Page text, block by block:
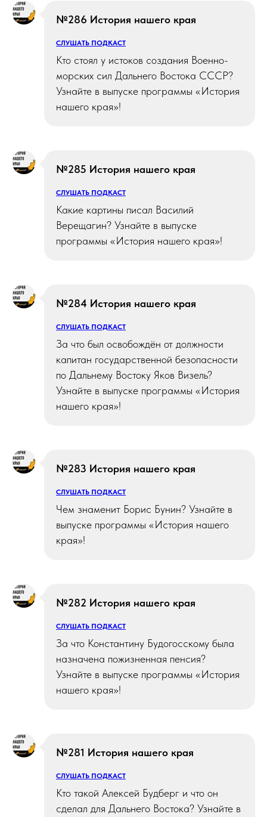
№286 История нашего края
СЛУШАТЬ ПОДКАСТ
Кто стоял у истоков создания Военно-
морских сил Дальнего Востока СССР?
Узнайте в выпуске программы «История
нашего края»!
№285 История нашего края
СЛУШАТЬ ПОДКАСТ
Какие картины писал Василий
Верещагин? Узнайте в выпуске
программы «История нашего края»!
№284 История нашего края
СЛУШАТЬ ПОДКАСТ
За что был освобождён от должности
капитан государственной безопасности
по Дальнему Востоку Яков Визель?
Узнайте в выпуске программы «История
нашего края»!
№283 История нашего края
СЛУШАТЬ ПОДКАСТ
Чем знаменит Борис Бунин? Узнайте в
выпуске программы «История нашего
края»!
№282 История нашего края
СЛУШАТЬ ПОДКАСТ
За что Константину Будогосскому была
назначена пожизненная пенсия?
Узнайте в выпуске программы «История
нашего края»!
№281 История нашего края
СЛУШАТЬ ПОДКАСТ
Кто такой Алексей Будберг и что он
сделал для Дальнего Востока? Узнайте в